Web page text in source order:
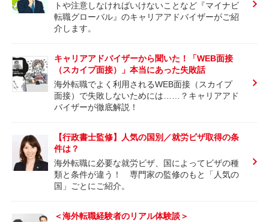
トや注意しなければいけないことなど『マイナビ
転職グローバル』のキャリアアドバイザーがご紹
介します。
キャリアアドバイザーから聞いた！「WEB面接
（スカイプ面接）」本当にあった失敗話
海外転職でよく利用されるWEB面接（スカイプ
面接）で失敗しないためには……？キャリアアド
バイザーが徹底解説！
【行政書士監修】人気の国別／就労ビザ取得の条
件は？
海外転職に必要な就労ビザ、国によってビザの種
類と条件が違う！ 専門家の監修のもと「人気の
国」ごとにご紹介。
＜海外転職経験者のリアル体験談＞